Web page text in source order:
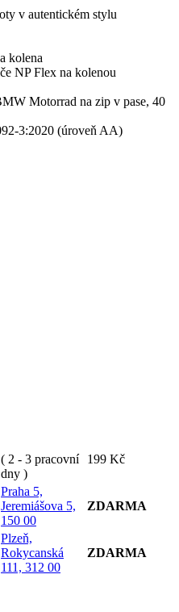
v autentickém stylu
kolena
NP Flex na kolenou
Motorrad na zip v pase, 40
3:2020 (úroveň AA)
( 2 - 3 pracovní
dny )
199 Kč
Praha 5,
Jeremiášova 5,
150 00
ZDARMA
Plzeň,
Rokycanská
111, 312 00
ZDARMA